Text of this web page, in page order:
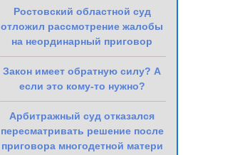
Ростовский областной суд
отложил рассмотрение жалобы
на неординарный приговор
Закон имеет обратную силу? А
если это кому-то нужно?
Арбитражный суд отказался
пересматривать решение после
приговора многодетной матери